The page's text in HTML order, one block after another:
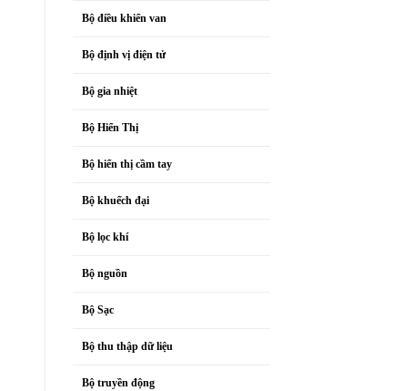
Bộ điều khiển van
Bộ định vị điện tử
Bộ gia nhiệt
Bộ Hiển Thị
Bộ hiển thị cầm tay
Bộ khuếch đại
Bộ lọc khí
Bộ nguồn
Bộ Sạc
Bộ thu thập dữ liệu
Bộ truyền động